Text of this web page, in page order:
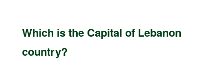
Which is the Capital of Lebanon
country?